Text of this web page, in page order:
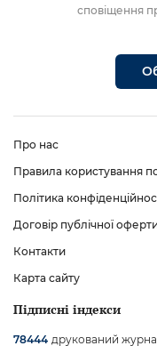
сповіщення
Про нас
Правила користування
Політика
Договір публічної
Контакти
Карта сайту
Підписні індекси
78444 друкований